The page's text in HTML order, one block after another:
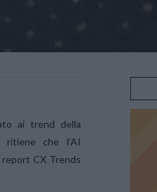
ai trend della
ritiene che l’AI
CX Trends